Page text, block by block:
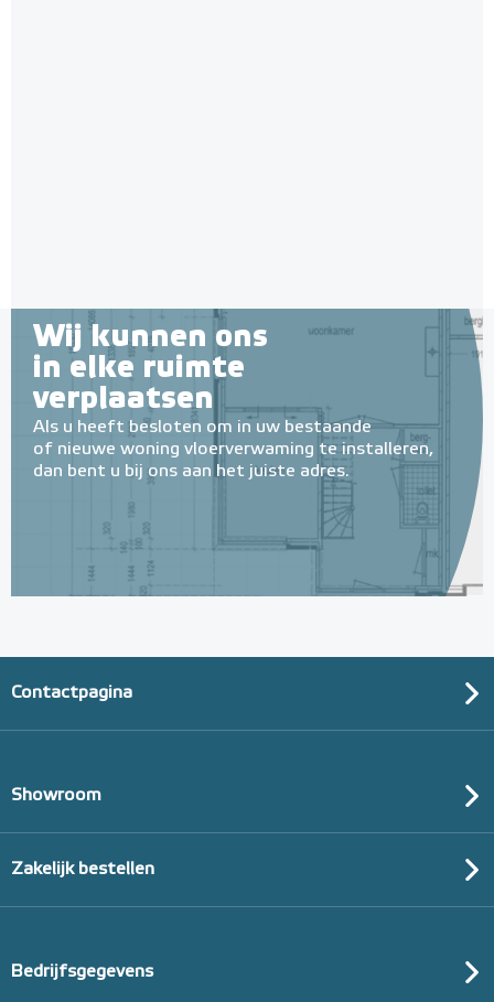
Wij kunnen ons
in elke ruimte
verplaatsen
Als u heeft besloten om in uw bestaande
of nieuwe woning vloerverwaming te installeren,
dan bent u bij ons aan het juiste adres.
Contactpagina
Showroom
Zakelijk bestellen
Bedrijfsgegevens